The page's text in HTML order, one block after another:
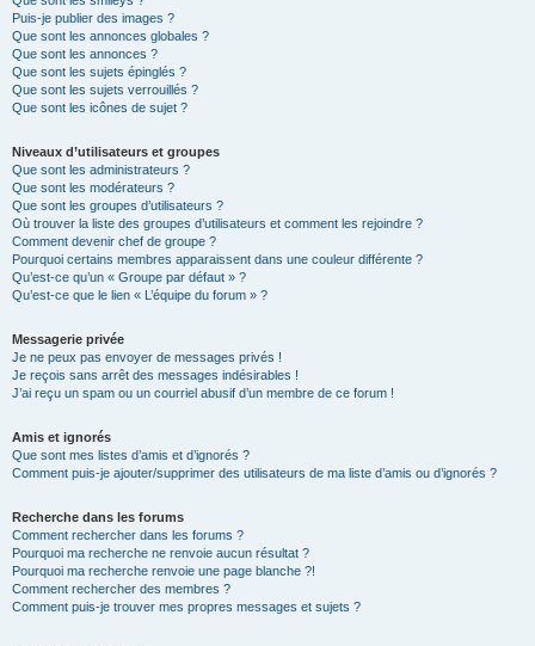
Puis-je publier des images ?
Que sont les annonces globales ?
Que sont les annonces ?
Que sont les sujets épinglés ?
Que sont les sujets verrouillés ?
Que sont les icônes de sujet ?
Niveaux d’utilisateurs et groupes
Que sont les administrateurs ?
Que sont les modérateurs ?
Que sont les groupes d’utilisateurs ?
Où trouver la liste des groupes d’utilisateurs et comment les rejoindre ?
Comment devenir chef de groupe ?
Pourquoi certains membres apparaissent dans une couleur différente ?
Qu’est-ce qu’un « Groupe par défaut » ?
Qu’est-ce que le lien « L’équipe du forum » ?
Messagerie privée
Je ne peux pas envoyer de messages privés !
Je reçois sans arrêt des messages indésirables !
J’ai reçu un spam ou un courriel abusif d’un membre de ce forum !
Amis et ignorés
Que sont mes listes d’amis et d’ignorés ?
Comment puis-je ajouter/supprimer des utilisateurs de ma liste d’amis ou d’ignorés ?
Recherche dans les forums
Comment rechercher dans les forums ?
Pourquoi ma recherche ne renvoie aucun résultat ?
Pourquoi ma recherche renvoie une page blanche ?!
Comment rechercher des membres ?
Comment puis-je trouver mes propres messages et sujets ?